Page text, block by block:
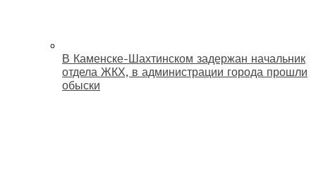
В Каменске-Шахтинском задержан начальник
отдела ЖКХ, в администрации города прошли
обыски